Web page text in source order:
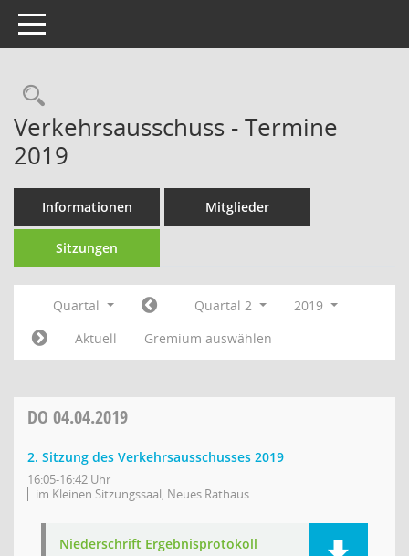
Toggle navigation
Rechercheauswahl
Verkehrsausschuss - Termine
2019
Informationen Mitglieder
Sitzungen
Quartal Quartal 2
2019
Aktuell
Gremium auswählen
DO 04.04.2019
2. Sitzung des Verkehrsausschusses 2019
16:05-16:42 Uhr
im Kleinen Sitzungssaal, Neues Rathaus
Niederschrift Ergebnisprotokoll